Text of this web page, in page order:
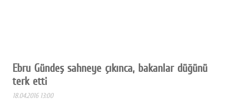
Ebru Gündeş sahneye çıkınca, bakanlar düğünü
terk etti
18.04.2016 13:00